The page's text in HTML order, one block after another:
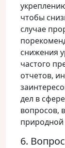
чтобы
случае
снижения
частого
отчетов,
дел в
вопросов,
6.